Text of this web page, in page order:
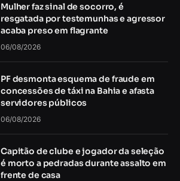
Mulher faz sinal de socorro, é
resgatada por testemunhas e agressor
acaba preso em flagrante
06/08/2026
PF desmonta esquema de fraude em
concessões de táxi na Bahia e afasta
servidores públicos
06/08/2026
Capitão de clube e jogador da seleção
é morto a pedradas durante assalto em
frente de casa